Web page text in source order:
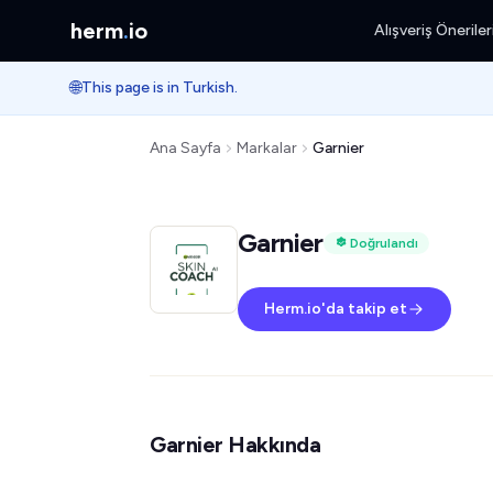
herm.io Alışveriş Önerileri
🌐This page is in Turkish.
Ana Sayfa Markalar Garnier
Garnier Doğrulandı
Herm.io'da takip et
Garnier Hakkında